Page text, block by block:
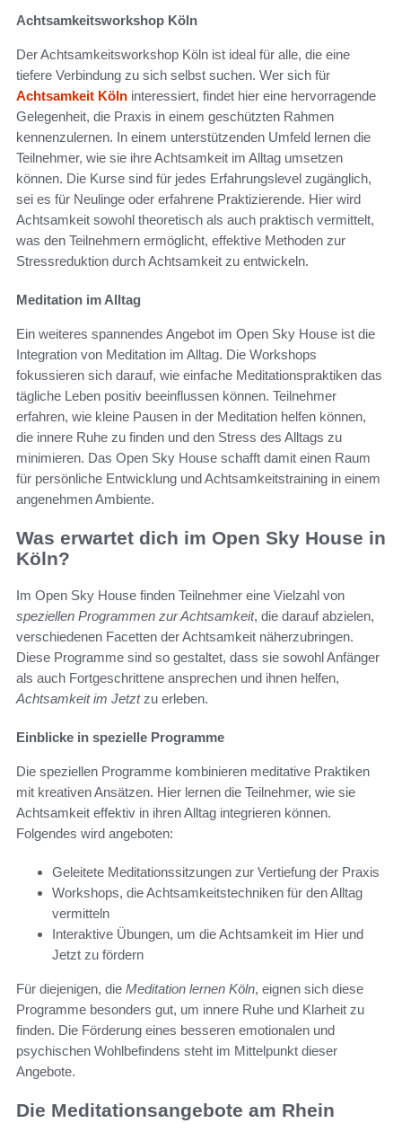
Achtsamkeitsworkshop Köln
Der Achtsamkeitsworkshop Köln ist ideal für alle, die eine
tiefere Verbindung zu sich selbst suchen. Wer sich für
Achtsamkeit Köln interessiert, findet hier eine hervorragende
Gelegenheit, die Praxis in einem geschützten Rahmen
kennenzulernen. In einem unterstützenden Umfeld lernen die
Teilnehmer, wie sie ihre Achtsamkeit im Alltag umsetzen
können. Die Kurse sind für jedes Erfahrungslevel zugänglich,
sei es für Neulinge oder erfahrene Praktizierende. Hier wird
Achtsamkeit sowohl theoretisch als auch praktisch vermittelt,
was den Teilnehmern ermöglicht, effektive Methoden zur
Stressreduktion durch Achtsamkeit zu entwickeln.
Meditation im Alltag
Ein weiteres spannendes Angebot im Open Sky House ist die
Integration von Meditation im Alltag. Die Workshops
fokussieren sich darauf, wie einfache Meditationspraktiken das
tägliche Leben positiv beeinflussen können. Teilnehmer
erfahren, wie kleine Pausen in der Meditation helfen können,
die innere Ruhe zu finden und den Stress des Alltags zu
minimieren. Das Open Sky House schafft damit einen Raum
für persönliche Entwicklung und Achtsamkeitstraining in einem
angenehmen Ambiente.
Was erwartet dich im Open Sky House in
Köln?
Im Open Sky House finden Teilnehmer eine Vielzahl von
speziellen Programmen zur Achtsamkeit, die darauf abzielen,
verschiedenen Facetten der Achtsamkeit näherzubringen.
Diese Programme sind so gestaltet, dass sie sowohl Anfänger
als auch Fortgeschrittene ansprechen und ihnen helfen,
Achtsamkeit im Jetztzu erleben.
Einblicke in spezielle Programme
Die speziellen Programme kombinieren meditative Praktiken
mit kreativen Ansätzen. Hier lernen die Teilnehmer, wie sie
Achtsamkeit effektiv in ihren Alltag integrieren können.
Folgendes wird angeboten:
Geleitete Meditationssitzungen zur Vertiefung der Praxis
Workshops, die Achtsamkeitstechniken für den Alltag
vermitteln
Interaktive Übungen, um die Achtsamkeit im Hier und
Jetzt zu fördern
Für diejenigen, die Meditation lernen Köln, eignen sich diese
Programme besonders gut, um innere Ruhe und Klarheit zu
finden. Die Förderung eines besseren emotionalen und
psychischen Wohlbefindens steht im Mittelpunkt dieser
Angebote.
Die Meditationsangebote am Rhein